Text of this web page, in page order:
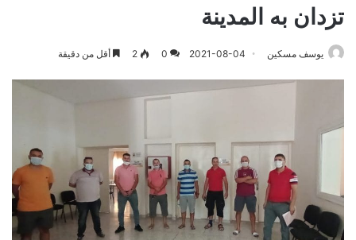
تزدان به المدينة
يوسف مسكين 2021-08-04
0
2 أقل من دقيقة